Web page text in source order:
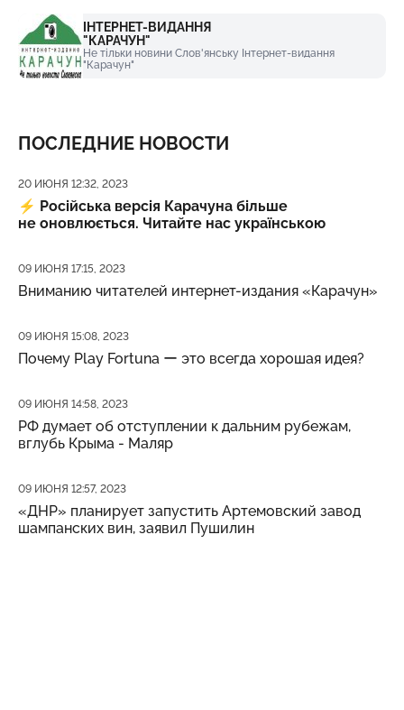
ІНТЕРНЕТ-ВИДАННЯ
"КАРАЧУН"
Не тільки новини Слов'янську Інтернет-видання
"Карачун"
ПОСЛЕДНИЕ НОВОСТИ
Дата публикации
20 ИЮНЯ 12:32, 2023
⚡️ Російська версія Карачуна більше
не оновлюється. Читайте нас українською
Дата публикации
09 ИЮНЯ 17:15, 2023
Вниманию читателей интернет-издания «Карачун»
Дата публикации
09 ИЮНЯ 15:08, 2023
Почему Play Fortuna ー это всегда хорошая идея?
Дата публикации
09 ИЮНЯ 14:58, 2023
РФ думает об отступлении к дальним рубежам,
вглубь Крыма - Маляр
Дата публикации
09 ИЮНЯ 12:57, 2023
«ДНР» планирует запустить Артемовский завод
шампанских вин, заявил Пушилин